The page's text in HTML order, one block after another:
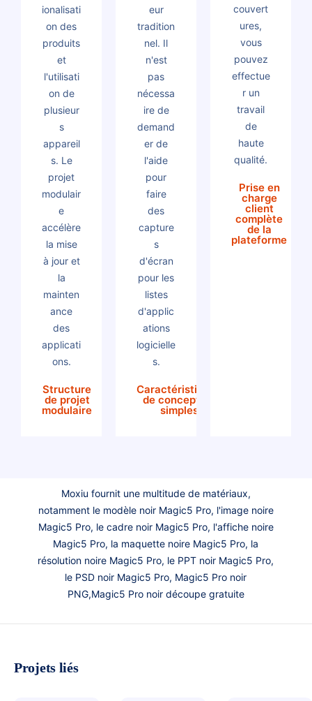
ionalisati
on des
produits
et
l'utilisati
on de
plusieur
s
appareil
s. Le
projet
modulair
e
accélère
la mise
à jour et
la
mainten
ance
des
applicati
ons.
Structure
de projet
modulaire
eur
tradition
nel. Il
n'est
pas
nécessa
ire de
demand
er de
l'aide
pour
faire
des
capture
s
d'écran
pour les
listes
d'applic
ations
logicielle
s.
Caractéristiques
de conception
simples
couvert
ures,
vous
pouvez
effectue
r un
travail
de
haute
qualité.
Prise en
charge
client
complète
de la
plateforme
Moxiu fournit une multitude de matériaux,
notamment le modèle noir Magic5 Pro, l'image noire
Magic5 Pro, le cadre noir Magic5 Pro, l'affiche noire
Magic5 Pro, la maquette noire Magic5 Pro, la
résolution noire Magic5 Pro, le PPT noir Magic5 Pro,
le PSD noir Magic5 Pro, Magic5 Pro noir
PNG,Magic5 Pro noir découpe gratuite
Projets liés